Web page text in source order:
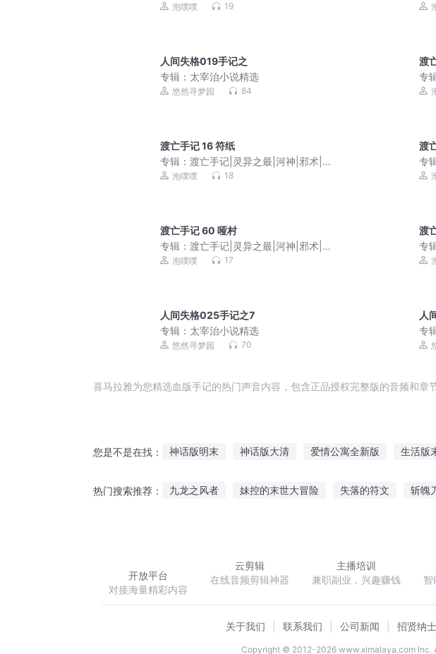
新娘|灵异|僵尸|灵犬|镇邪|污秽|水猴子
泡噗噗 19
新
人间失格019手记之
专辑： 太宰治小说精选
悠然寻梦园 84
渡
专
新
渡亡手记 16 符纸
专辑： 渡亡手记|灵异之最|河神|邪术|纸
新娘|灵异|僵尸|灵犬|镇邪|污秽|水猴子
泡噗噗 18
渡
专
新
渡亡手记 60 哑村
专辑： 渡亡手记|灵异之最|河神|邪术|纸
新娘|灵异|僵尸|灵犬|镇邪|污秽|水猴子
泡噗噗 17
渡
专
新
人间失格025手记之7
专辑： 太宰治小说精选
悠然寻梦园 70
人
专
喜马拉雅为您精选血版手记的热门声音内容，包含正品授权完整版的音频和章
您是不是在找： 神话版明末 神话版大清 爱情公寓全新版 生活版
热门搜索推荐： 九龙之风者 妹控的末世大冒险 失落的符文 斩魄
开放平台
对接海量精彩内容
云剪辑
在线音频剪辑神器
主播培训
兼职副业，兴趣赚钱
智
关于我们 联系我们 公司新闻 招贤纳士
Copyright © 2012-2026www.ximalaya.com lnc.